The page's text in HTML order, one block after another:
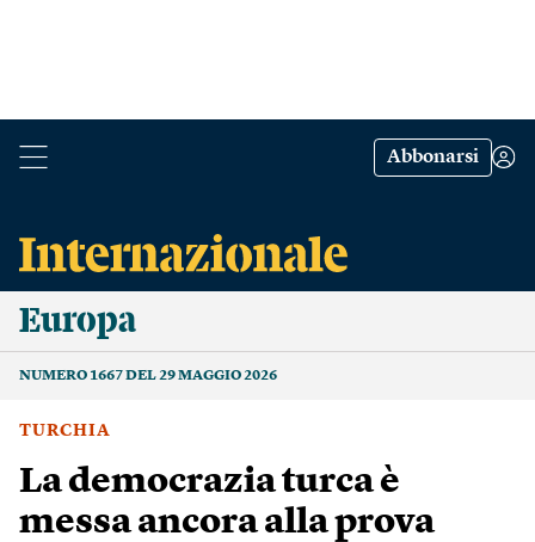
Abbonarsi
Europa
NUMERO 1667 DEL 29 MAGGIO 2026
TURCHIA
La democrazia turca è
messa ancora alla prova